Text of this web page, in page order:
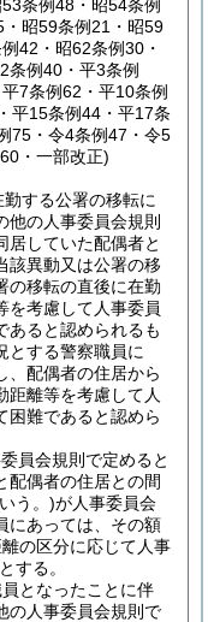
条例48・昭54条例
昭59条例21・昭59
42・昭62条例30・
条例40・平3条例
7条例62・平10条例
平15条例44・平17条
75・令4条例47・令5
・一部改正)
する公署の移転に
他の人事委員会規則
居していた配偶者と
該異動又は公署の移
の移転の直後に在勤
を考慮して人事委員
あると認められるも
とする警察職員に
、配偶者の住居から
距離等を考慮して人
困難であると認めら
員会規則で定めると
配偶者の住居との間
う。)が人事委員会
にあっては、その額
の区分に応じて人事
とする。
となったことに伴
の人事委員会規則で